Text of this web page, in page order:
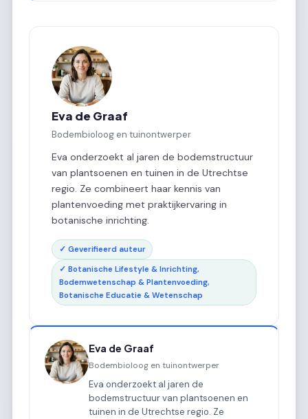
Eva de Graaf
Bodembioloog en tuinontwerper
Eva onderzoekt al jaren de bodemstructuur
van plantsoenen en tuinen in de Utrechtse
regio. Ze combineert haar kennis van
plantenvoeding met praktijkervaring in
botanische inrichting.
✓ Geverifieerd auteur
✓ Botanische Lifestyle & Inrichting,
Bodemwetenschap & Plantenvoeding,
Botanische Educatie & Wetenschap
Eva de Graaf
Bodembioloog en tuinontwerper
Eva onderzoekt al jaren de
bodemstructuur van plantsoenen en
tuinen in de Utrechtse regio. Ze